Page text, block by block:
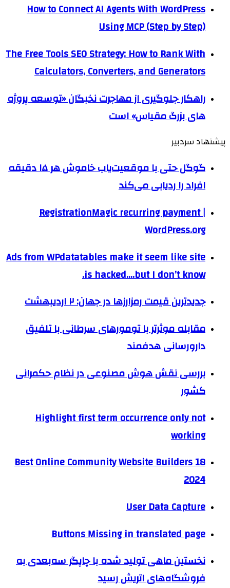
How to Connect AI Agents With WordPress
Using MCP (Step by Step)
The Free Tools SEO Strategy: How to Rank With
Calculators, Converters, and Generators
راهکار جلوگیری از مهاجرت نخبگان «توسعه پروژه
های بزرگ مقیاس» است
پیشنهاد سردبیر
گوگل حتی با موقعیت‌یاب خاموش هر ۱۵ دقیقه
افراد را ردیابی می‌کند
RegistrationMagic recurring payment |
WordPress.org
Ads from WPdatatables make it seem like site
is hacked….but I don’t know.
جدیدترین قیمت رمزارزها در جهان: ۲ ارديبهشت
مقابله موثرتر با تومورهای سرطانی با تلفیق
دارورسانی هدفمند
بررسی نقش هوش مصنوعی در نظام حکمرانی
کشور
Highlight first term occurrence only not
working
18 Best Online Community Website Builders
2024
User Data Capture
Buttons Missing in translated page
نخستین ماهی تولید شده با چاپگر سه‌بعدی به
فروشگاه‌های اتریش رسید